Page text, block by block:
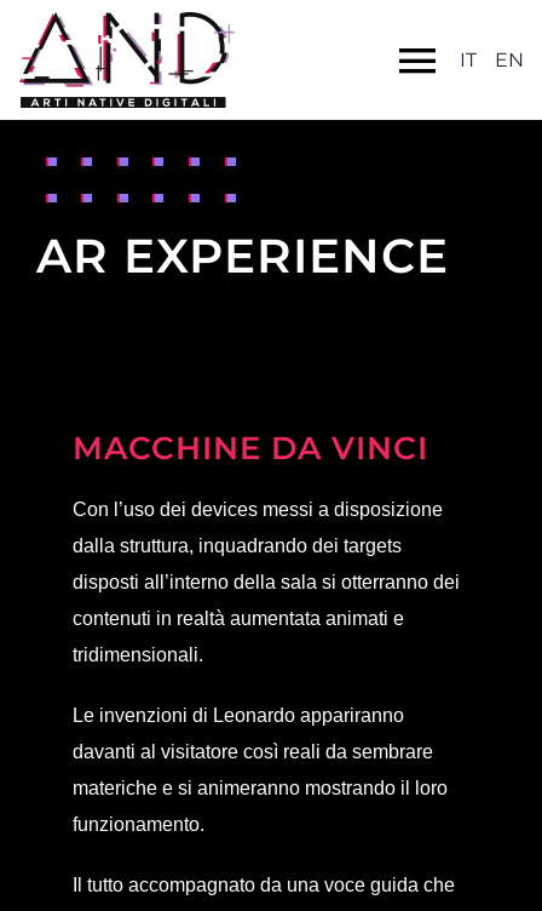
IT EN
AR EXPERIENCE
MACCHINE DA VINCI
Con l’uso dei devices messi a disposizione
dalla struttura, inquadrando dei targets
disposti all’interno della sala si otterranno dei
contenuti in realtà aumentata animati e
tridimensionali.
Le invenzioni di Leonardo appariranno
davanti al visitatore così reali da sembrare
materiche e si animeranno mostrando il loro
funzionamento.
Il tutto accompagnato da una voce guida che